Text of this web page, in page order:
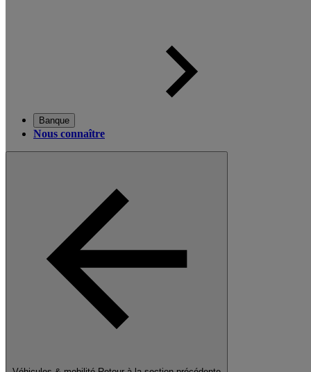
Banque
Nous connaître